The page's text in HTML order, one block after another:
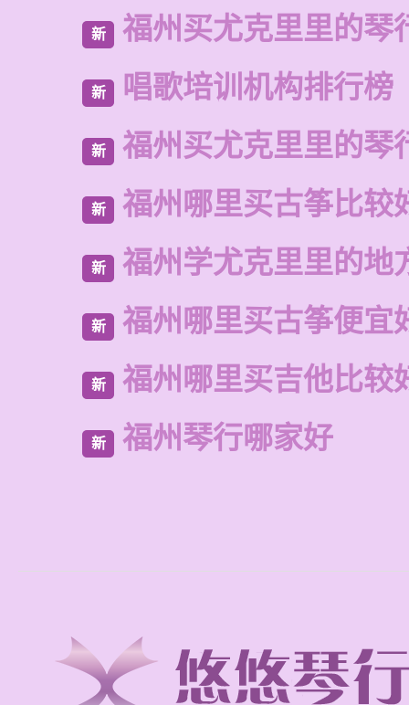
新 福州买尤克里里的琴
新 唱歌培训机构排行榜
新 福州买尤克里里的琴
新 福州哪里买古筝比较
新 福州学尤克里里的地
新 福州哪里买古筝便宜
新 福州哪里买吉他比较
新 福州琴行哪家好